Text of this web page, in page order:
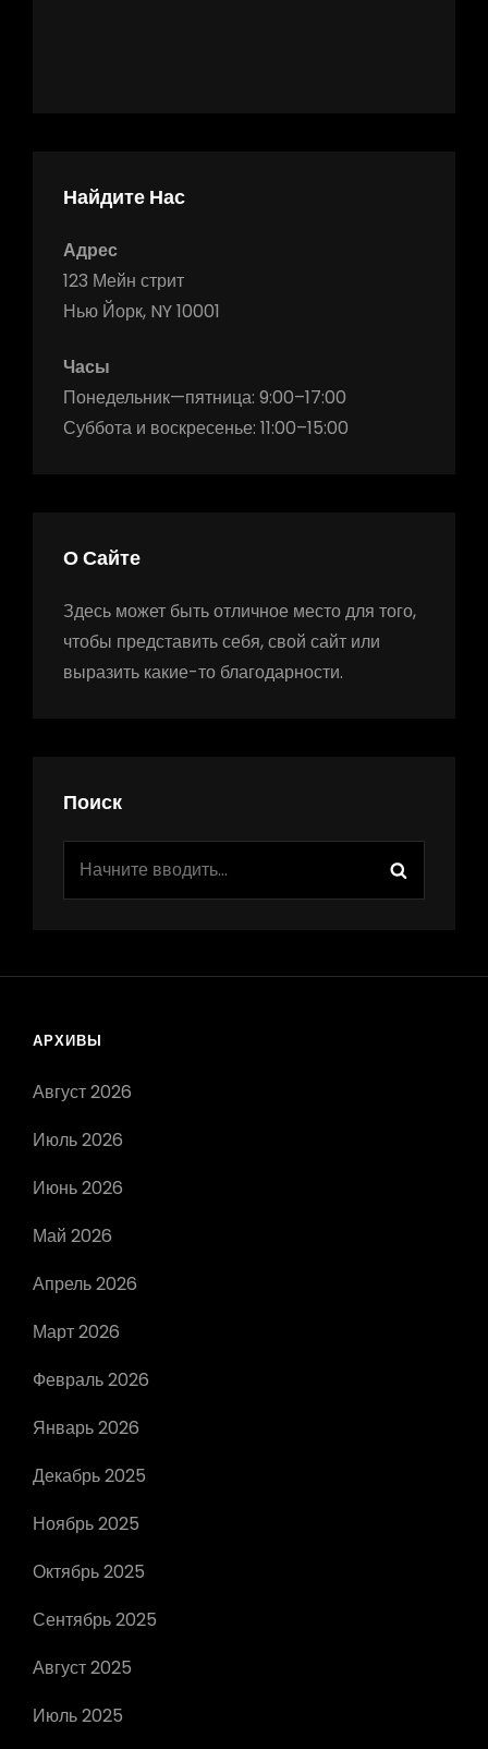
Найдите Нас
Адрес
123 Мейн стрит
Нью Йорк, NY 10001
Часы
Понедельник—пятница: 9:00–17:00
Суббота и воскресенье: 11:00–15:00
О Сайте
Здесь может быть отличное место для того,
чтобы представить себя, свой сайт или
выразить какие-то благодарности.
Поиск
АРХИВЫ
Август 2026
Июль 2026
Июнь 2026
Май 2026
Апрель 2026
Март 2026
Февраль 2026
Январь 2026
Декабрь 2025
Ноябрь 2025
Октябрь 2025
Сентябрь 2025
Август 2025
Июль 2025